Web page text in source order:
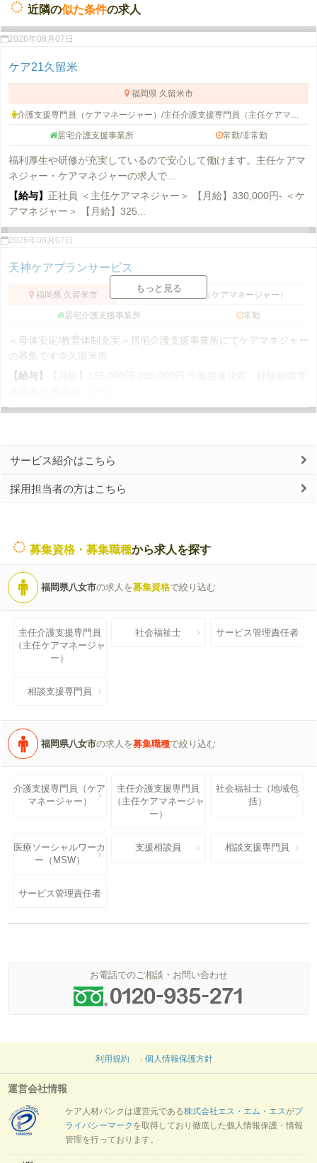
近隣の似た条件の求人
2026年08月07日
ケア21久留米
福岡県 久留米市
介護支援専門員（ケアマネージャー）/主任介護支援専門員（主任ケアマネージャー）
居宅介護支援事業所 常勤/非常勤
福利厚生や研修が充実しているので安心して働けます。主任ケアマ
ネジャー・ケアマネジャーの求人で...
【給与】 正社員 ＜主任ケアマネジャー＞ 【月給】330,000円- ＜ケ
アマネジャー＞ 【月給】325...
2026年08月07日
天神ケアプランサービス
福岡県 久留米市 介護支援専門員（ケアマネージャー）
居宅介護支援事業所 常勤
＜母体安定/教育体制充実＞居宅介護支援事業所にてケアマネジャー
の募集です＠久留米市
【給与】
もっと見る
サービス紹介はこちら
採用担当者の方はこちら
募集資格・募集職種から求人を探す
福岡県八女市の求人を募集資格で絞り込む
主任介護支援専門員
（主任ケアマネージャ
ー）
社会福祉士 サービス管理責任者
相談支援専門員
福岡県八女市の求人を募集職種で絞り込む
介護支援専門員（ケア
マネージャー）
主任介護支援専門員
（主任ケアマネージャ
ー）
社会福祉士（地域包
括）
医療ソーシャルワーカ
ー（MSW）
支援相談員 相談支援専門員
サービス管理責任者
お電話でのご相談・お問い合わせ
利用規約 個人情報保護方針
運営会社情報
ケア人材バンクは運営元である株式会社エス・エム・エスがプ
ライバシーマーク を取得しており徹底した個人情報保護・情報
管理を行っております。